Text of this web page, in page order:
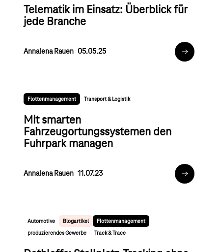
Telematik im Einsatz: Überblick für
jede Branche
Annalena Rauen∙ 05.05.25
Zum Artikel
Flottenmanagement Transport & Logistik
Mit smarten
Fahrzeugortungssystemen den
Fuhrpark managen
Annalena Rauen∙11.07.23
Zum Artikel
Automotive Blogartikel
Flottenmanagement
produzierendes Gewerbe
Track & Trace